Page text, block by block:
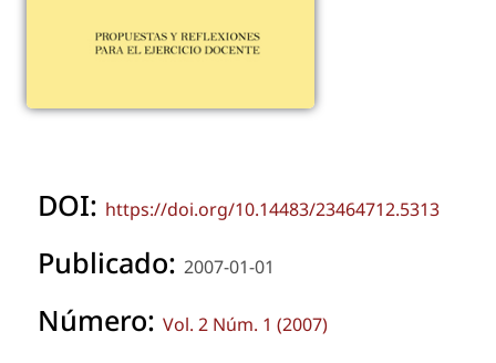
DOI: https://doi.org/10.14483/23464712.5313
Publicado: 2007-01-01
Número: Vol. 2 Núm. 1 (2007)